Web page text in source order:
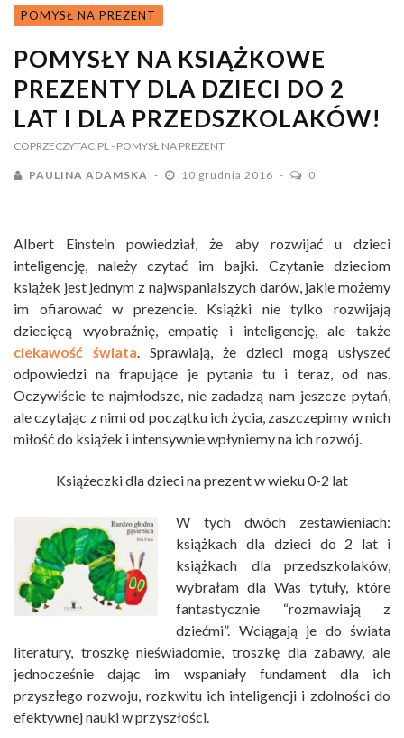
POMYSŁ NA PREZENT
POMYSŁY NA KSIĄŻKOWE
PREZENTY DLA DZIECI DO 2
LAT I DLA PRZEDSZKOLAKÓW!
COPRZECZYTAC.PL - POMYSŁ NA PREZENT
PAULINA ADAMSKA 10 grudnia 2016 0
Albert Einstein powiedział, że aby rozwijać u dzieci
inteligencję, należy czytać im bajki. Czytanie dzieciom
książek jest jednym z najwspanialszych darów, jakie możemy
im ofiarować w prezencie. Książki nie tylko rozwijają
dziecięcą wyobraźnię, empatię i inteligencję, ale także
ciekawość świata. Sprawiają, że dzieci mogą usłyszeć
odpowiedzi na frapujące je pytania tu i teraz, od nas.
Oczywiście te najmłodsze, nie zadadzą nam jeszcze pytań,
ale czytając z nimi od początku ich życia, zaszczepimy w nich
miłość do książek i intensywnie wpłyniemy na ich rozwój.
Książeczki dla dzieci na prezent w wieku 0-2 lat
W tych dwóch zestawieniach:
książkach dla dzieci do 2 lat i
książkach dla przedszkolaków,
wybrałam dla Was tytuły, które
fantastycznie “rozmawiają z
dziećmi”. Wciągają je do świata
literatury, troszkę nieświadomie, troszkę dla zabawy, ale
jednocześnie dając im wspaniały fundament dla ich
przyszłego rozwoju, rozkwitu ich inteligencji i zdolności do
efektywnej nauki w przyszłości.